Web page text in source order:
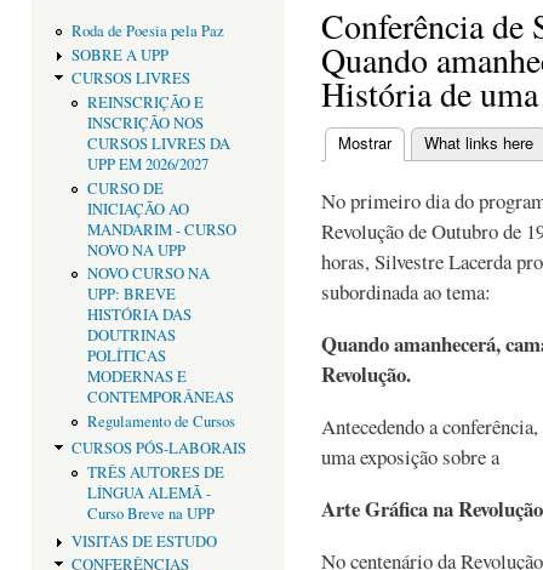
Roda de Poesia pela Paz
SOBRE A UPP
CURSOS LIVRES
REINSCRIÇÃO E
INSCRIÇÃO NOS
CURSOS LIVRES DA
UPP EM 2026/2027
CURSO DE
INICIAÇÃO AO
MANDARIM - CURSO
NOVO NA UPP
NOVO CURSO NA
UPP: BREVE
HISTÓRIA DAS
DOUTRINAS
POLÍTICAS
MODERNAS E
CONTEMPORÂNEAS
Regulamento de Cursos
CURSOS PÓS-LABORAIS
TRÊS AUTORES DE
LÍNGUA ALEMÃ -
Curso Breve na UPP
VISITAS DE ESTUDO
CONFERÊNCIAS
Conferência de
Quando
História de
Separadores
Mostrar(separador ativo)
What links here
No primeiro dia do
Revolução de Outubro de
horas, Silvestre Lacerda
subordinada ao tema:
Quando amanhecerá,
Revolução.
Antecedendo a
uma exposição sobre a
Arte Gráfica na
No centenário da